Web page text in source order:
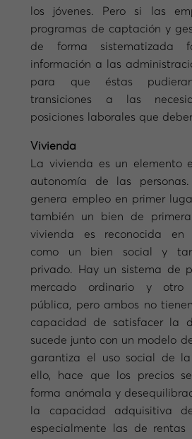
los jóvenes. Pero si las
programas de captación y
de forma sistematizada
información a las
para que éstas
transiciones a las
posiciones laborales que
Vivienda
La vivienda es un elemento
autonomía de las
genera empleo en primer
también un bien de
vivienda es reconocida en
como un bien social y
privado. Hay un sistema de
mercado ordinario y otro
pública, pero ambos no
capacidad de satisfacer la
sucede junto con un modelo
garantiza el uso social de
ello, hace que los precios
forma anómala y
la capacidad adquisitiva
especialmente las de rentas